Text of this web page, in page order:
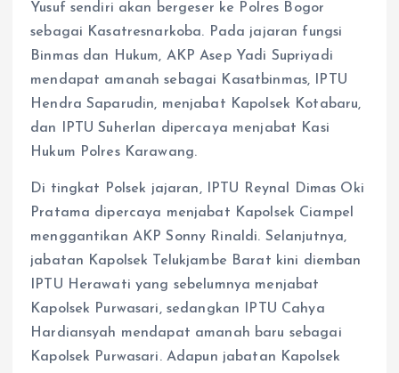
Yusuf sendiri akan bergeser ke Polres Bogor
sebagai Kasatresnarkoba. Pada jajaran fungsi
Binmas dan Hukum, AKP Asep Yadi Supriyadi
mendapat amanah sebagai Kasatbinmas, IPTU
Hendra Saparudin, menjabat Kapolsek Kotabaru,
dan IPTU Suherlan dipercaya menjabat Kasi
Hukum Polres Karawang.
Di tingkat Polsek jajaran, IPTU Reynal Dimas Oki
Pratama dipercaya menjabat Kapolsek Ciampel
menggantikan AKP Sonny Rinaldi. Selanjutnya,
jabatan Kapolsek Telukjambe Barat kini diemban
IPTU Herawati yang sebelumnya menjabat
Kapolsek Purwasari, sedangkan IPTU Cahya
Hardiansyah mendapat amanah baru sebagai
Kapolsek Purwasari. Adapun jabatan Kapolsek